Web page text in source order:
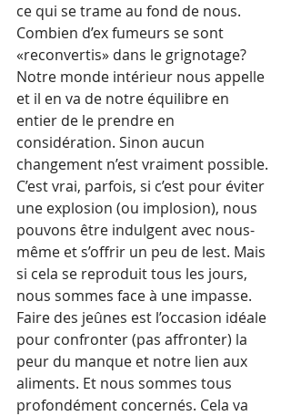
ce qui se trame au fond de nous.
Combien d’ex fumeurs se sont
«reconvertis» dans le grignotage?
Notre monde intérieur nous appelle
et il en va de notre équilibre en
entier de le prendre en
considération. Sinon aucun
changement n’est vraiment possible.
C’est vrai, parfois, si c’est pour éviter
une explosion (ou implosion), nous
pouvons être indulgent avec nous-
même et s’offrir un peu de lest. Mais
si cela se reproduit tous les jours,
nous sommes face à une impasse.
Faire des jeûnes est l’occasion idéale
pour confronter (pas affronter) la
peur du manque et notre lien aux
aliments. Et nous sommes tous
profondément concernés. Cela va